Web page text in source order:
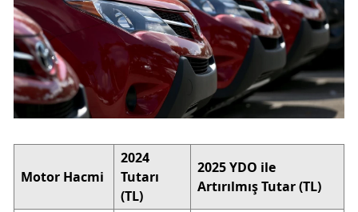
Motor Hacmi
2024
Tutarı
(TL)
2025 YDO ile
Artırılmış Tutar (TL)